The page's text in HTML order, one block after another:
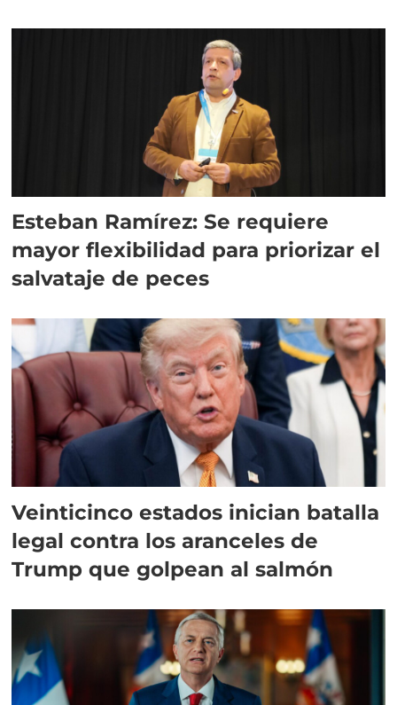
Esteban Ramírez: Se requiere
mayor flexibilidad para priorizar el
salvataje de peces
Veinticinco estados inician batalla
legal contra los aranceles de
Trump que golpean al salmón